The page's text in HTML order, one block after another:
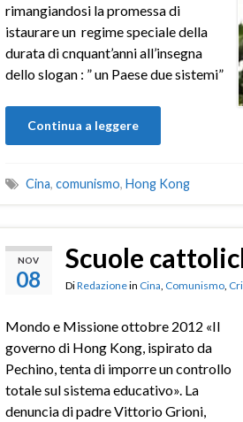
rimangiandosi la promessa di
istaurare un regime speciale della
durata di cnquant’anni all’insegna
dello slogan : ” un Paese due sistemi”
Continua a leggere
Cina, comunismo, Hong Kong
NOV
08
Scuole
DiRedazionein Cina Comunismo,
Mondo e Missione ottobre 2012 «II
governo di Hong Kong, ispirato da
Pechino, tenta di imporre un controllo
totale sul sistema educativo». La
denuncia di padre Vittorio Grioni,